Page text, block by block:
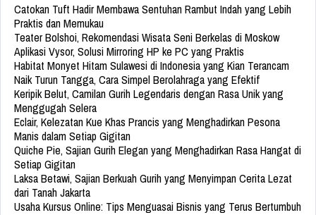
Catokan Tuft Hadir Membawa Sentuhan Rambut Indah yang Lebih
Praktis dan Memukau
Teater Bolshoi, Rekomendasi Wisata Seni Berkelas di Moskow
Aplikasi Vysor, Solusi Mirroring HP ke PC yang Praktis
Habitat Monyet Hitam Sulawesi di Indonesia yang Kian Terancam
Naik Turun Tangga, Cara Simpel Berolahraga yang Efektif
Keripik Belut, Camilan Gurih Legendaris dengan Rasa Unik yang
Menggugah Selera
Eclair, Kelezatan Kue Khas Prancis yang Menghadirkan Pesona
Manis dalam Setiap Gigitan
Quiche Pie, Sajian Gurih Elegan yang Menghadirkan Rasa Hangat di
Setiap Gigitan
Laksa Betawi, Sajian Berkuah Gurih yang Menyimpan Cerita Lezat
dari Tanah Jakarta
Usaha Kursus Online: Tips Menguasai Bisnis yang Terus Bertumbuh